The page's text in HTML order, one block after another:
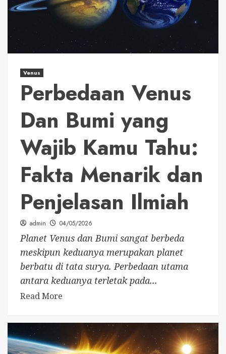
Venus
Perbedaan Venus
Dan Bumi yang
Wajib Kamu Tahu:
Fakta Menarik dan
Penjelasan Ilmiah
admin 04/05/2026
Planet Venus dan Bumi sangat berbeda
meskipun keduanya merupakan planet
berbatu di tata surya. Perbedaan utama
antara keduanya terletak pada...
Read More